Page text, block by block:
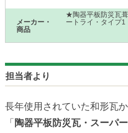
メーカー・
商品
★陶器平板防災瓦
ートライ・タイプ1
担当者より
長年使用されていた和形瓦
「 陶器平板防災瓦・スーパ